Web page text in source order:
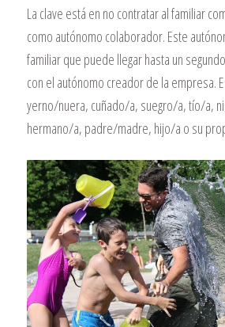
La clave está en no contratar al familiar
como autónomo colaborador. Este
familiar que puede llegar hasta un
con el autónomo creador de la empresa.
yerno/nuera, cuñado/a, suegro/a, tío/a,
hermano/a, padre/madre, hijo/a o su